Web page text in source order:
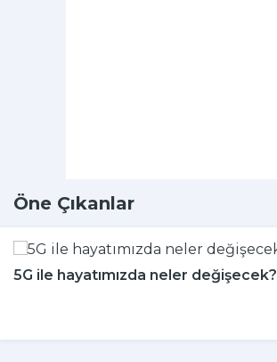
Öne Çıkanlar
5G ile hayatımızda neler değişecek?